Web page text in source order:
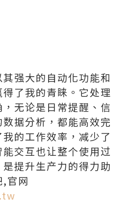
强大的自动化功能和
了我的青睐。它处理
无论是日常提醒、信
据分析，都能高效完
的工作效率，减少了
交互也让整个使用过
提升生产力的得力助
,官网